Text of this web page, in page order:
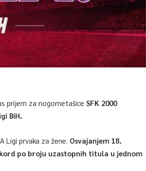
prijem za nogometašice SFK 2000
BiH.
Ligi prvaka za žene. Osvajanjem 18.
po broju uzastopnih titula u jednom